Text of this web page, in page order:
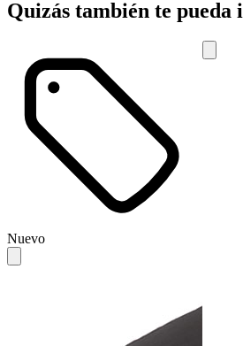
Quizás también te pueda
Nuevo